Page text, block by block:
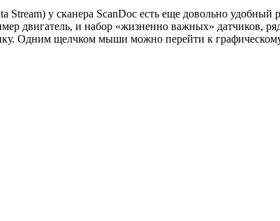
у сканера ScanDoc есть еще довольно удобный
двигатель, и набор «жизненно важных» датчиков,
Одним щелчком мыши можно перейти к